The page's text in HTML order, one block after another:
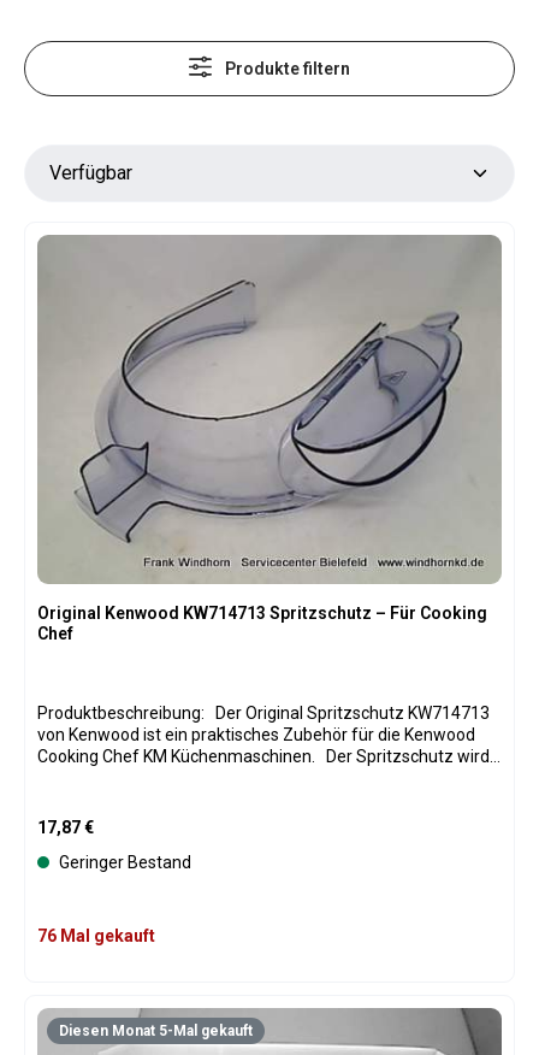
Produkte filtern
Original Kenwood KW714713 Spritzschutz – Für Cooking
Chef
Produktbeschreibung: Der Original Spritzschutz KW714713
von Kenwood ist ein praktisches Zubehör für die Kenwood
Cooking Chef KM Küchenmaschinen. Der Spritzschutz wird
Gleichzeitig ermöglicht er das einfache Hinzufügen von
Flüssigkeiten oder Zutaten während des Betriebs. Hergestellt
aus robustem, transparentem Kunststoff, ist der
Original-Ersatzteil gewährleistet der KW714713 Spritzschutz
eine optimale Passform und eine sichere Handhabung
Original-Teilenummer: KW714713 Typ: Spritzschutz für
Rührschüssel Material: Robuster, transparenter Kunststoff
Regulärer Preis:
17,87 €
Geringer Bestand
76 Mal gekauft
Diesen Monat 5-Mal gekauft